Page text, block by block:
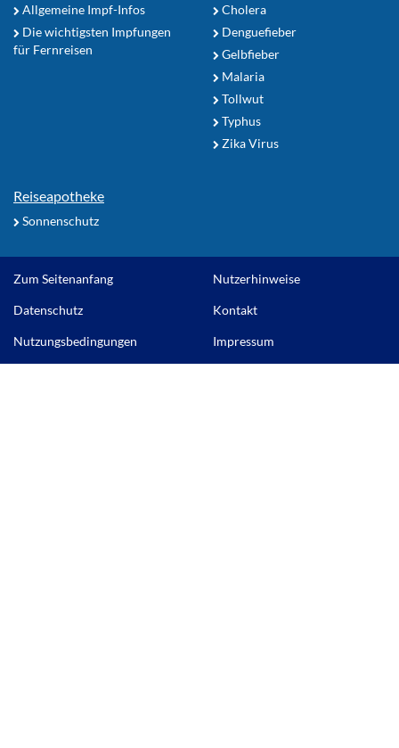
Allgemeine Impf-Infos
Die wichtigsten Impfungen
für Fernreisen
Cholera
Denguefieber
Gelbfieber
Malaria
Tollwut
Typhus
Zika Virus
Reiseapotheke
Sonnenschutz
Zum Seitenanfang Nutzerhinweise
Datenschutz Kontakt
Nutzungsbedingungen Impressum